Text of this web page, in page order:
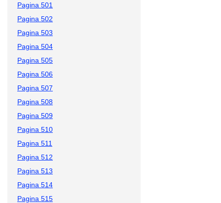
Pagina 501
Pagina 502
Pagina 503
Pagina 504
Pagina 505
Pagina 506
Pagina 507
Pagina 508
Pagina 509
Pagina 510
Pagina 511
Pagina 512
Pagina 513
Pagina 514
Pagina 515